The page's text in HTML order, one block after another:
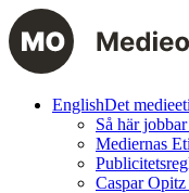
EnglishDet
Så här
Mediernas
Caspar